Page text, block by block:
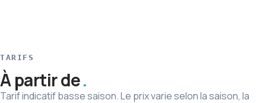
TARIFS
À partir de
Tarif indicatif basse saison. Le prix varie selon la saison, la